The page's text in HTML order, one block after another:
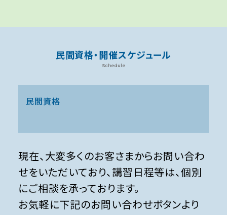
民間資格・開催スケジュール
Schedule
民間資格
現在、大変多くのお客さまからお問い合わ
せをいただいており、講習日程等は、個別
にご相談を承っております。
お気軽に下記のお問い合わせボタンより